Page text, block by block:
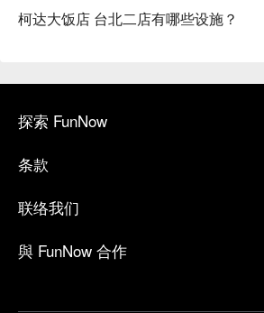
柯达大饭店 台北二店有哪些设施？
探索 FunNow
条款
联络我们
與 FunNow 合作